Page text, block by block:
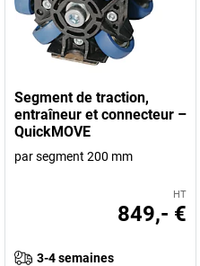
Segment de traction,
entraîneur et connecteur –
QuickMOVE
par segment 200 mm
HT
849,- €
3-4 semaines